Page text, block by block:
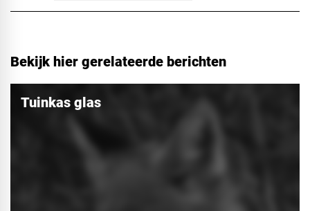
Bekijk hier gerelateerde berichten
Tuinkas glas